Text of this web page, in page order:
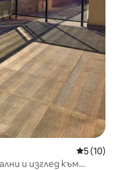
Средна
5 (10)
и изглед към